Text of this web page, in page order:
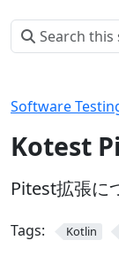
Software
Kotest
Pitest拡張に
Tags: Kotlin